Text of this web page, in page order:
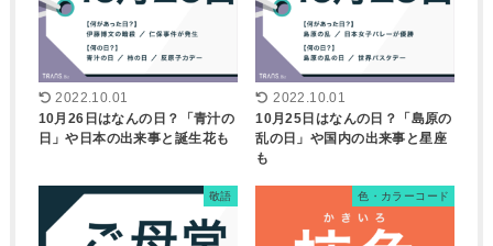
2022.10.01
10月26日はなんの日？「青汁の
日」や日本の出来事と誕生花も
2022.10.01
10月25日はなんの日？「島原の
乱の日」や国内の出来事と星座
も
敬語 色・カラーコード